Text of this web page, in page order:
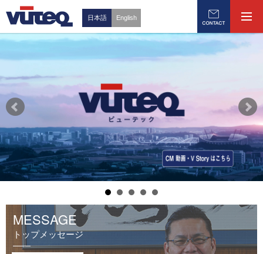
日本語 English
MESSAGE
トップメッセージ